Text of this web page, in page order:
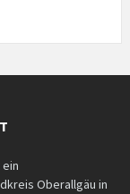
Oberallgäu in